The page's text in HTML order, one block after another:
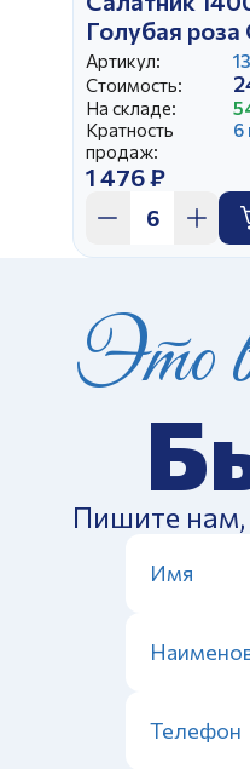
Голубая
краской
Артикул:
Стоимость:
На складе:
Кратность
продаж:
6
1 476 ₽
Это
Пишите нам,